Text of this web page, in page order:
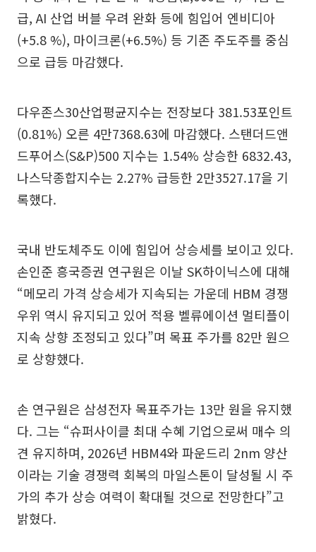
급, AI 산업 버블 우려 완화 등에 힘입어 엔비디아
(+5.8 %), 마이크론(+6.5%) 등 기존 주도주를 중심
으로 급등 마감했다.
다우존스30산업평균지수는 전장보다 381.53포인트
(0.81%) 오른 4만7368.63에 마감했다. 스탠더드앤
드푸어스(S&P)500 지수는 1.54% 상승한 6832.43,
나스닥종합지수는 2.27% 급등한 2만3527.17을 기
록했다.
국내 반도체주도 이에 힘입어 상승세를 보이고 있다.
손인준 흥국증권 연구원은 이날 SK하이닉스에 대해
“메모리 가격 상승세가 지속되는 가운데 HBM 경쟁
우위 역시 유지되고 있어 적용 벨류에이션 멀티플이
지속 상향 조정되고 있다”며 목표 주가를 82만 원으
로 상향했다.
손 연구원은 삼성전자 목표주가는 13만 원을 유지했
다. 그는 “슈퍼사이클 최대 수혜 기업으로써 매수 의
견 유지하며, 2026년 HBM4와 파운드리 2nm 양산
이라는 기술 경쟁력 회복의 마일스톤이 달성될 시 주
가의 추가 상승 여력이 확대될 것으로 전망한다”고
밝혔다.